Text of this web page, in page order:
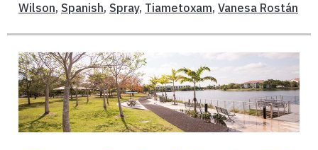
Wilson, Spanish, Spray, Tiametoxam, Vanesa Rostán